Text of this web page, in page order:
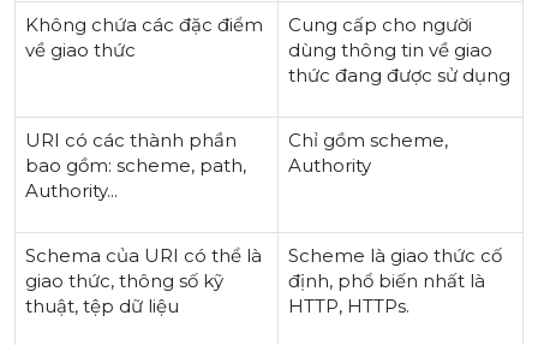
Không chứa các đặc điểm
về giao thức
Cung cấp cho người
dùng thông tin về giao
thức đang được sử dụng
URI có các thành phần
bao gồm: scheme, path,
Authority...
Chỉ gồm scheme,
Authority
Schema của URI có thể là
giao thức, thông số kỹ
thuật, tệp dữ liệu
Scheme là giao thức cố
định, phổ biến nhất là
HTTP, HTTPs.